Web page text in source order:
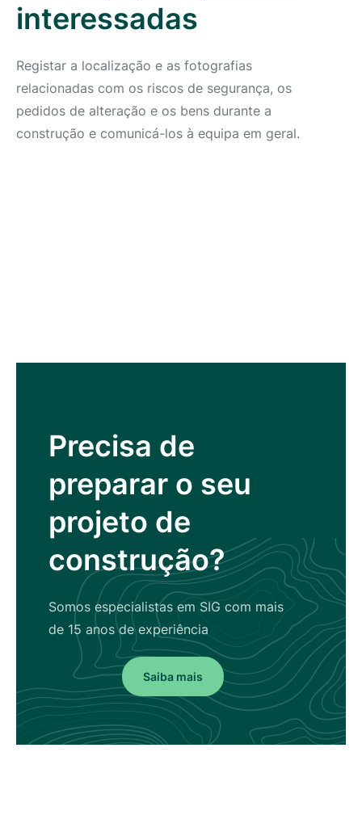
interessadas
Registar a localização e as fotografias
relacionadas com os riscos de segurança, os
pedidos de alteração e os bens durante a
construção e comunicá-los à equipa em geral.
Precisa de
preparar o seu
projeto de
construção?
Somos especialistas em SIG com mais
de 15 anos de experiência
Saiba mais